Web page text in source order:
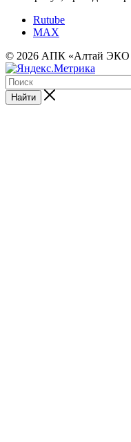
Rutube
MAX
© 2026 АПК «Алтай ЭКО
Найти